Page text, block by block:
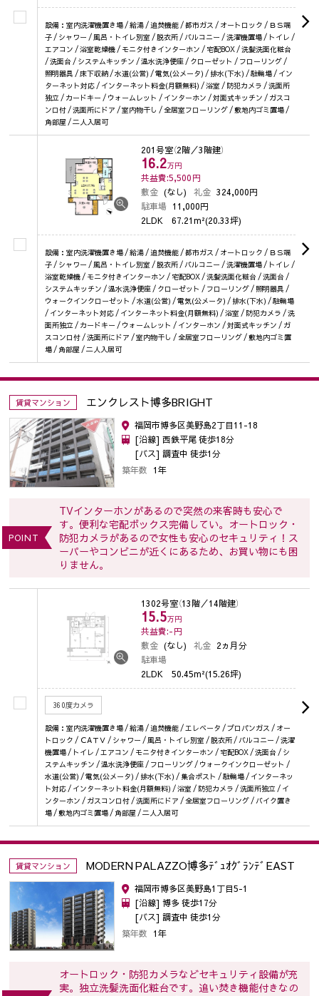
設備：室内洗濯機置き場 / 給湯 / 追焚機能 / 都市ガス / オートロック / ＢＳ端
子 / シャワー / 風呂・トイレ別室 / 脱衣所 / バルコニー / 洗濯機置場 / トイレ /
エアコン / 浴室乾燥機 / モニタ付きインターホン / 宅配BOX / 洗髪洗面化粧台
/ 洗面台 / システムキッチン / 温水洗浄便座 / クローゼット / フローリング /
照明器具 / 床下収納 / 水道(公営) / 電気(公メータ) / 排水(下水) / 駐輪場 / イン
ターネット対応 / インターネット料金(月額無料) / 浴室 / 防犯カメラ / 洗面所
独立 / カードキー / ウォームレット / インターホン / 対面式キッチン / ガスコ
ンロ付 / 洗面所にドア / 室内物干し / 全居室フローリング / 敷地内ゴミ置場 /
角部屋 / 二人入居可
201号室（2階／3階建）
16.2万円
共益費:5,500円
敷金 (なし) 礼金 324,000円
駐車場 11,000円
2LDK 67.21m²(20.33坪)
設備：室内洗濯機置き場 / 給湯 / 追焚機能 / 都市ガス / オートロック / ＢＳ端
子 / シャワー / 風呂・トイレ別室 / 脱衣所 / バルコニー / 洗濯機置場 / トイレ /
浴室乾燥機 / モニタ付きインターホン / 宅配BOX / 洗髪洗面化粧台 / 洗面台 /
システムキッチン / 温水洗浄便座 / クローゼット / フローリング / 照明器具 /
ウォークインクローゼット / 水道(公営) / 電気(公メータ) / 排水(下水) / 駐輪場
/ インターネット対応 / インターネット料金(月額無料) / 浴室 / 防犯カメラ / 洗
面所独立 / カードキー / ウォームレット / インターホン / 対面式キッチン / ガ
スコンロ付 / 洗面所にドア / 室内物干し / 全居室フローリング / 敷地内ゴミ置
場 / 角部屋 / 二人入居可
賃貸マンション エンクレスト博多BRIGHT
福岡市博多区美野島2丁目11-18
[沿線] 西鉄平尾 徒歩18分
[バス] 調査中 徒歩1分
築年数 1年
POINT
TVインターホンがあるので突然の来客時も安心で
す。便利な宅配ボックス完備してい。オートロック・
防犯カメラがあるので女性も安心のセキュリティ！ス
ーパーやコンビニが近くにあるため、お買い物にも困
りません。
1302号室（13階／14階建）
15.5万円
共益費:-円
敷金 (なし) 礼金 2ヵ月分
駐車場
2LDK 50.45m²(15.26坪)
360度カメラ
設備：室内洗濯機置き場 / 給湯 / 追焚機能 / エレベータ / プロパンガス / オー
トロック / ＣAＴＶ / シャワー / 風呂・トイレ別室 / 脱衣所 / バルコニー / 洗濯
機置場 / トイレ / エアコン / モニタ付きインターホン / 宅配BOX / 洗面台 / シ
ステムキッチン / 温水洗浄便座 / フローリング / ウォークインクローゼット /
水道(公営) / 電気(公メータ) / 排水(下水) / 集合ポスト / 駐輪場 / インターネッ
ト対応 / インターネット料金(月額無料) / 浴室 / 防犯カメラ / 洗面所独立 / イ
ンターホン / ガスコンロ付 / 洗面所にドア / 全居室フローリング / バイク置き
場 / 敷地内ゴミ置場 / 角部屋 / 二人入居可
賃貸マンション MODERN PALAZZO博多ﾃﾞｭｵｸﾞﾗﾝﾃﾞEAST
福岡市博多区美野島1丁目5-1
[沿線] 博多 徒歩17分
[バス] 調査中 徒歩1分
築年数 1年
オートロック・防犯カメラなどセキュリティ設備が充
実。独立洗髪洗面化粧台です。追い焚き機能付きなの